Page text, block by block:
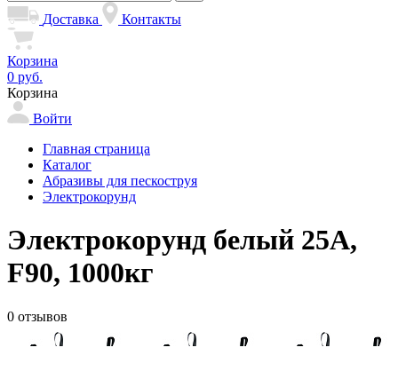
Доставка
Контакты
Корзина
0 руб.
Корзина
Войти
Главная страница
Каталог
Абразивы для пескоструя
Электрокорунд
Электрокорунд белый 25А,
F90, 1000кг
0 отзывов
ID товара: